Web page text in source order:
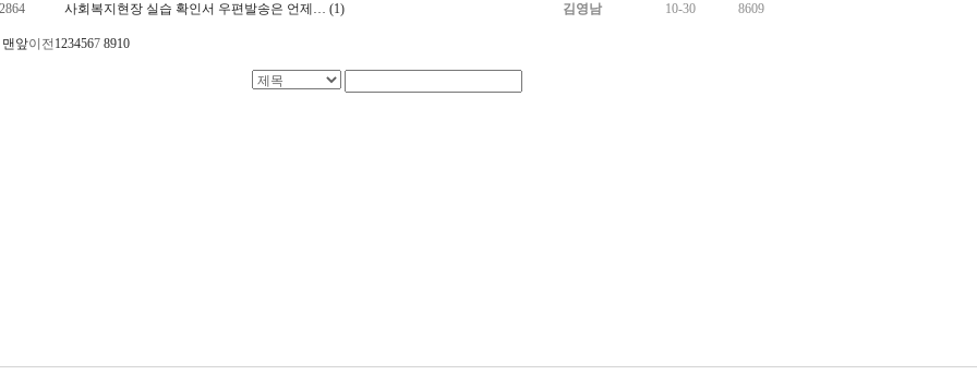
2864
사회복지현장 실습 확인서 우편발송은 언제… (1) 김영남 10-30 8609
맨앞이전 1234567 8910